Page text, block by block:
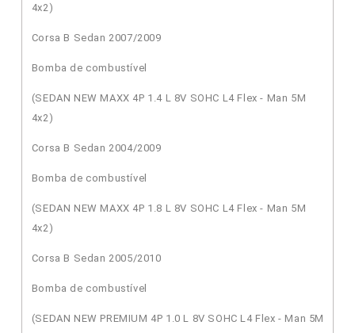
4x2)
Corsa B Sedan 2007/2009
Bomba de combustível
(SEDAN NEW MAXX 4P 1.4 L 8V SOHC L4 Flex - Man 5M
4x2)
Corsa B Sedan 2004/2009
Bomba de combustível
(SEDAN NEW MAXX 4P 1.8 L 8V SOHC L4 Flex - Man 5M
4x2)
Corsa B Sedan 2005/2010
Bomba de combustível
(SEDAN NEW PREMIUM 4P 1.0 L 8V SOHC L4 Flex - Man 5M